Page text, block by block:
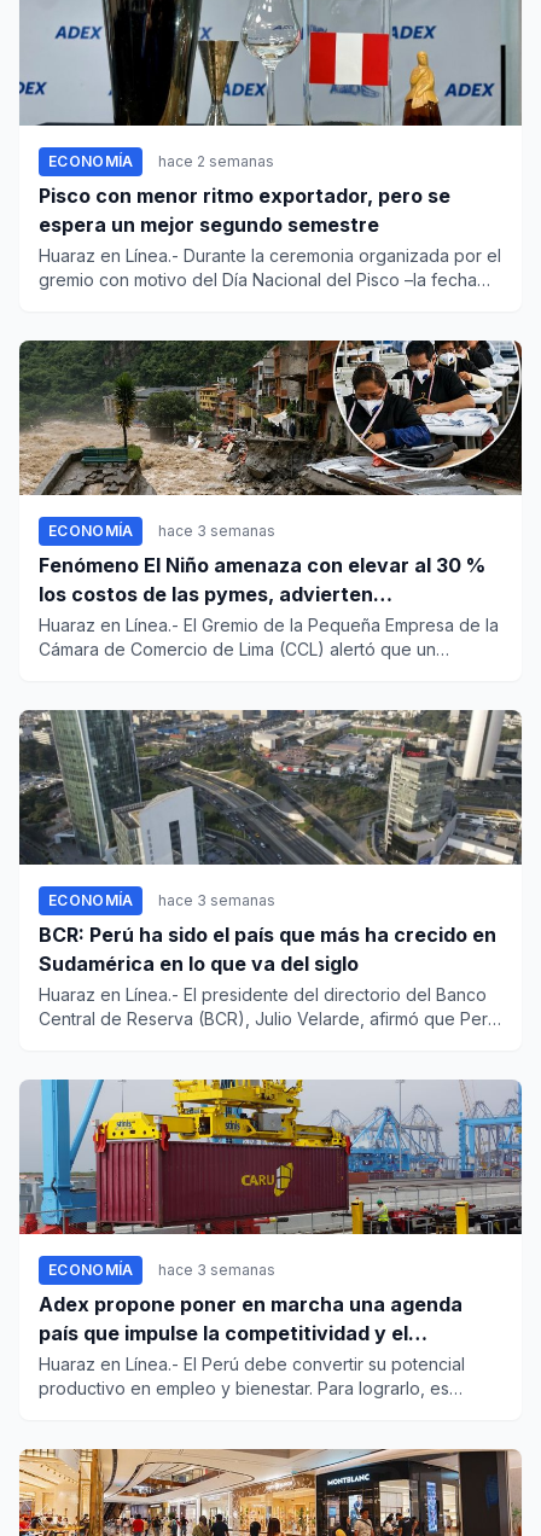
ECONOMÍA hace 2 semanas
Pisco con menor ritmo exportador, pero se
espera un mejor segundo semestre
Huaraz en Línea.- Durante la ceremonia organizada por el
gremio con motivo del Día Nacional del Pisco –la fecha
ECONOMÍA hace 3 semanas
Fenómeno El Niño amenaza con elevar al 30 %
los costos de las pymes, advierten
especialistas
Huaraz en Línea.- El Gremio de la Pequeña Empresa de la
Cámara de Comercio de Lima (CCL) alertó que un
ECONOMÍA hace 3 semanas
BCR: Perú ha sido el país que más ha crecido en
Sudamérica en lo que va del siglo
Huaraz en Línea.- El presidente del directorio del Banco
Central de Reserva (BCR), Julio Velarde, afirmó que Perú
ECONOMÍA hace 3 semanas
Adex propone poner en marcha una agenda
país que impulse la competitividad y el
crecimiento
Huaraz en Línea.- El Perú debe convertir su potencial
productivo en empleo y bienestar. Para lograrlo, es